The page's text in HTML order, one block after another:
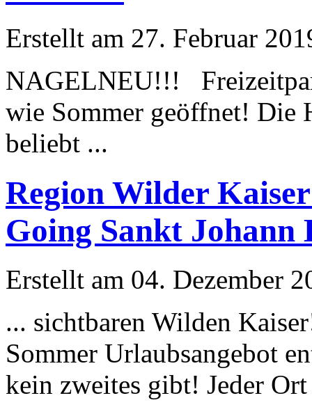
Erstellt am 27. Februar
NAGELNEU!!!
wie Sommer geöffnet! Die
beliebt ...
Region Wilder
Going Sankt Johann
Erstellt am 04. Dezember
... sichtbaren Wilden
Sommer Urlaubsangebot
kein zweites gibt! Jeder